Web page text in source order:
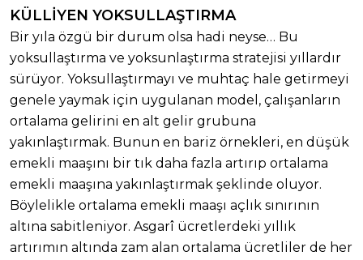
KÜLLİYEN YOKSULLAŞTIRMA
Bir yıla özgü bir durum olsa hadi neyse… Bu
yoksullaştırma ve yoksunlaştırma stratejisi yıllardır
sürüyor. Yoksullaştırmayı ve muhtaç hale getirmeyi
genele yaymak için uygulanan model, çalışanların
ortalama gelirini en alt gelir grubuna
yakınlaştırmak. Bunun en bariz örnekleri, en düşük
emekli maaşını bir tık daha fazla artırıp ortalama
emekli maaşına yakınlaştırmak şeklinde oluyor.
Böylelikle ortalama emekli maaşı açlık sınırının
altına sabitleniyor. Asgarî ücretlerdeki yıllık
artırımın altında zam alan ortalama ücretliler de her